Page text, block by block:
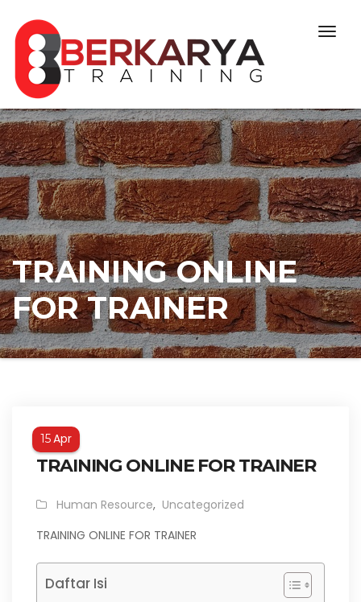
TRAINING ONLINE
FOR TRAINER
15Apr
TRAINING ONLINE FOR TRAINER
Human Resource, Uncategorized
TRAINING ONLINE FOR TRAINER
Daftar Isi